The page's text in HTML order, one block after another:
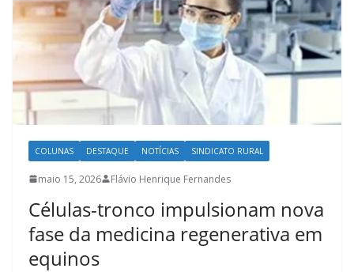
COLUNAS DESTAQUE NOTÍCIAS SINDICATO RURAL
maio 15, 2026 Flávio Henrique Fernandes
Células-tronco impulsionam nova
fase da medicina regenerativa em
equinos